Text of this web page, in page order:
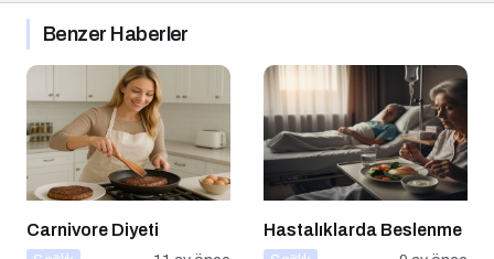
Benzer Haberler
Carnivore Diyeti Hastalıklarda Beslenme